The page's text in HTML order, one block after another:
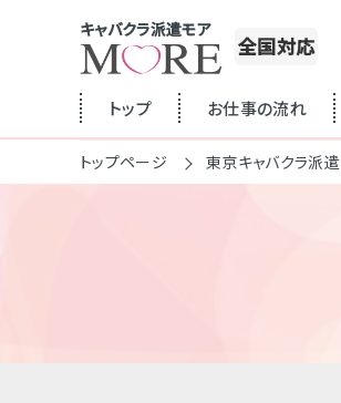
キャバクラ派遣モア
全国対応
トップ お仕事の流れ
トップページ 東京キャバクラ派遣